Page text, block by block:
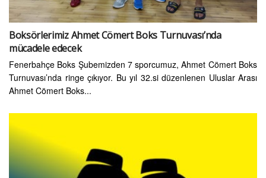
Boksörlerimiz Ahmet Cömert Boks Turnuvası’nda
mücadele edecek
Fenerbahçe Boks Şubemizden 7 sporcumuz, Ahmet Cömert Boks
Turnuvası’nda ringe çıkıyor. Bu yıl 32.si düzenlenen Uluslar Arası
Ahmet Cömert Boks...